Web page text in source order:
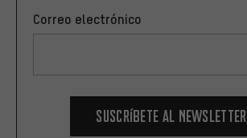
Correo electrónico
Suscríbete al newsletter